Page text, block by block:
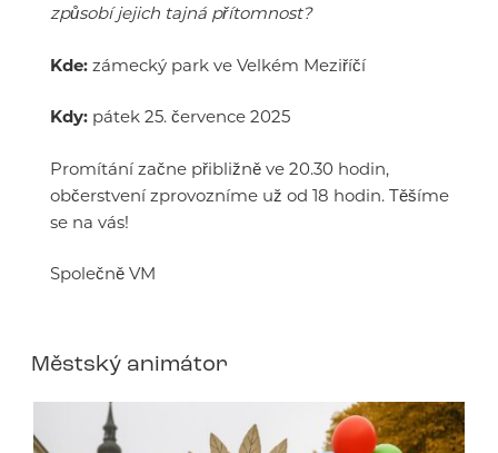
způsobí jejich tajná přítomnost?
Kde: zámecký park ve Velkém Meziříčí
Kdy: pátek 25. července 2025
Promítání začne přibližně ve 20.30 hodin,
občerstvení zprovozníme už od 18 hodin. Těšíme
se na vás!
Společně VM
Městský animátor